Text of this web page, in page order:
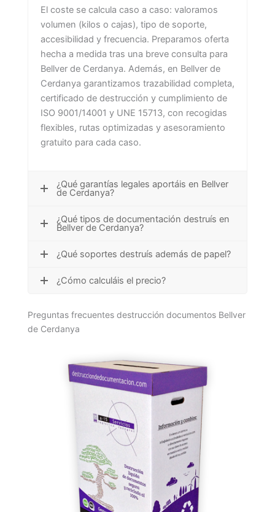
El coste se calcula caso a caso: valoramos
volumen (kilos o cajas), tipo de soporte,
accesibilidad y frecuencia. Preparamos oferta
hecha a medida tras una breve consulta para
Bellver de Cerdanya. Además, en Bellver de
Cerdanya garantizamos trazabilidad completa,
certificado de destrucción y cumplimiento de
ISO 9001/14001 y UNE 15713, con recogidas
flexibles, rutas optimizadas y asesoramiento
gratuito para cada caso.
¿Qué garantías legales aportáis en Bellver
de Cerdanya?
¿Qué tipos de documentación destruís en
Bellver de Cerdanya?
¿Qué soportes destruís además de papel?
¿Cómo calculáis el precio?
Preguntas frecuentes destrucción documentos Bellver
de Cerdanya